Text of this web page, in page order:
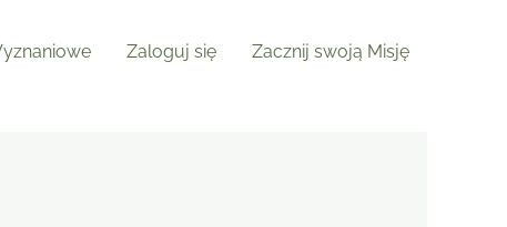
Zaloguj się Zacznij swoją Misję